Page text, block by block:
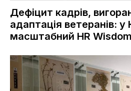
Дефіцит кадрів,
адаптація ветеранів:
масштабний HR